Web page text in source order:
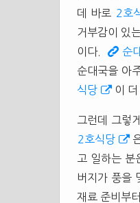
데 바로
2호
거부감이 있
이다.
순
순대국을 아
식당
이
그런데 그렇
2호식당
고 일하는 분
버지가 풍을
재료 준비부